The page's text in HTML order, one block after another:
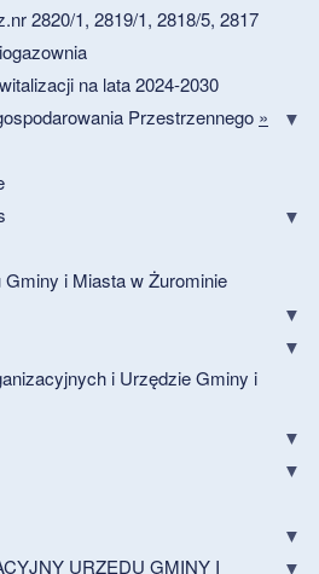
2820/1, 2819/1, 2818/5, 2817
na lata 2024-2030
Przestrzennego »
i Miasta w Żurominie
i Urzędzie Gminy i
URZĘDU GMINY I